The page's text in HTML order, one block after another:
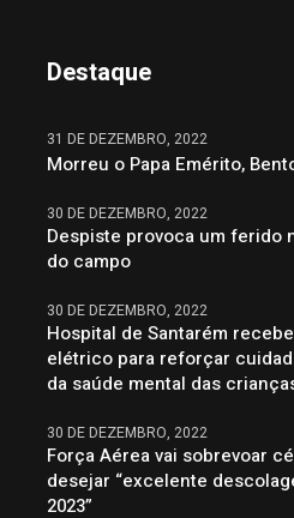
Destaque
31 DE DEZEMBRO, 2022
Morreu o Papa Emérito,
30 DE DEZEMBRO, 2022
Despiste provoca um ferido
do campo
30 DE DEZEMBRO, 2022
Hospital de Santarém
elétrico para reforçar
da saúde mental das
30 DE DEZEMBRO, 2022
Força Aérea vai sobrevoar
desejar “excelente
2023”